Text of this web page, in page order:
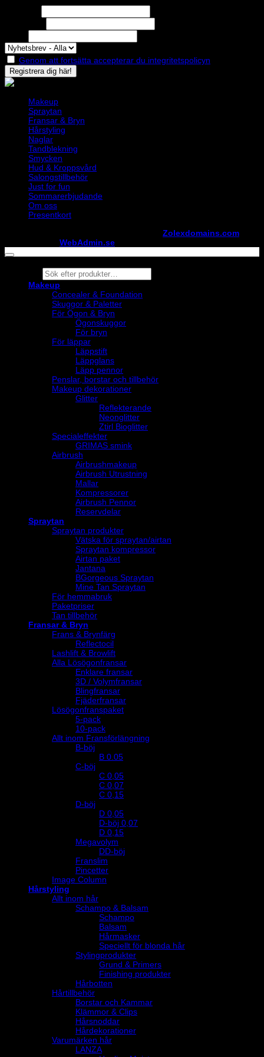
Genom att fortsätta accepterar du integritetspolicyn
Makeup
Spraytan
Fransar & Bryn
Hårstyling
Naglar
Tandblekning
Smycken
Hud & Kroppsvård
Salongstillbehör
Just for fun
Sommarerbjudande
Om oss
Presentkort
Zolexdomains.com
WebAdmin.se
Products
search
Makeup
Concealer & Foundation
Skuggor & Paletter
För Ögon & Bryn
Ögonskuggor
För bryn
För läppar
Läppstift
Läppglans
Läpp pennor
Penslar, borstar och tillbehör
Makeup dekorationer
Glitter
Reflekterande
Neonglitter
Ztirl Bioglitter
Specialeffekter
GRIMAS smink
Airbrush
Airbrushmakeup
Airbrush Utrustning
Mallar
Kompressorer
Airbrush Pennor
Reservdelar
Spraytan
Spraytan produkter
Vätska för spraytan/airtan
Spraytan kompressor
Airtan paket
Jantana
BGorgeous Spraytan
Mine Tan Spraytan
För hemmabruk
Paketpriser
Tan tillbehör
Fransar & Bryn
Frans & Brynfärg
Reflectocil
Lashlift & Browlift
Alla Lösögonfransar
Enklare fransar
3D / Volymfransar
Blingfransar
Fjäderfransar
Lösögonfranspaket
5-pack
10-pack
Allt inom Fransförlängning
B-böj
B 0.05
C-böj
C 0,05
C 0,07
C 0,15
D-böj
D 0,05
D-böj 0,07
D 0,15
Megavolym
DD-böj
Franslim
Pincetter
Image Column
Hårstyling
Allt inom hår
Schampo & Balsam
Schampo
Balsam
Hårmasker
Speciellt för blonda hår
Stylingprodukter
Grund & Primers
Finishing produkter
Hårbotten
Hårtillbehör
Borstar och Kammar
Klämmor & Clips
Hårsnoddar
Hårdekorationer
Varumärken hår
LANZA